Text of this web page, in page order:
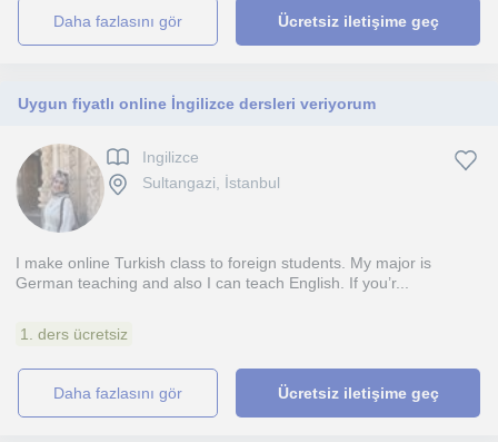
daha fazlasını gör Ücretsiz iletişime geç
Uygun fiyatlı online İngilizce dersleri veriyorum
Ingilizce
Sultangazi, İstanbul
I make online Turkish class to foreign students. My major is
German teaching and also I can teach English. If you’r...
1. ders ücretsiz
daha fazlasını gör Ücretsiz iletişime geç